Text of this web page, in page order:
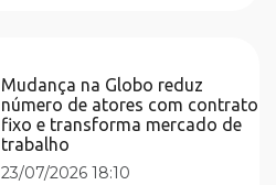
Mudança na Globo reduz
número de atores com contrato
fixo e transforma mercado de
trabalho
23/07/2026 18:10